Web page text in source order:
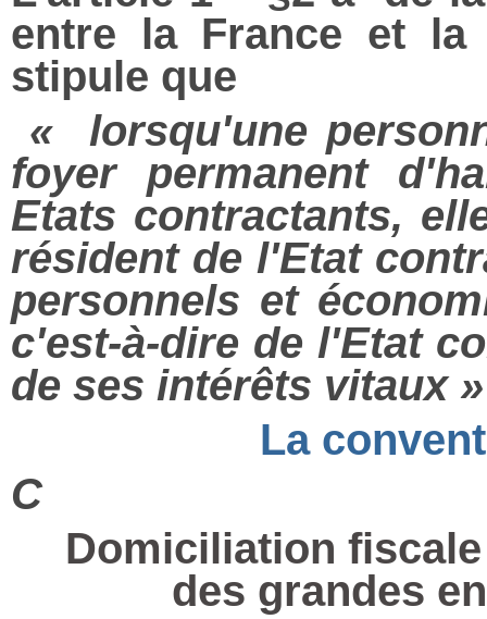
entre la France et la
stipule que
« lorsqu'une
foyer permanent
Etats contractants,
résident de l'Etat
personnels et
c'est-à-dire de l'Etat
de ses intérêts vitaux »
La
C
Domiciliation
des grandes